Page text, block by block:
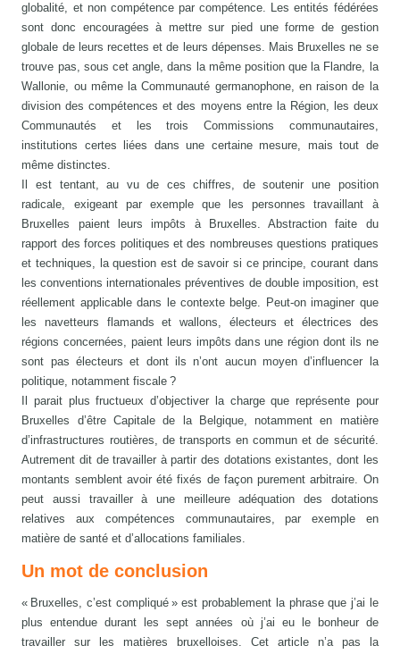
globalité, et non compétence par compétence. Les entités fédérées
sont donc encouragées à mettre sur pied une forme de gestion
globale de leurs recettes et de leurs dépenses. Mais Bruxelles ne se
trouve pas, sous cet angle, dans la même position que la Flandre, la
Wallonie, ou même la Communauté germanophone, en raison de la
division des compétences et des moyens entre la Région, les deux
Communautés et les trois Commissions communautaires,
institutions certes liées dans une certaine mesure, mais tout de
même distinctes.
Il est tentant, au vu de ces chiffres, de soutenir une position
radicale, exigeant par exemple que les personnes travaillant à
Bruxelles paient leurs impôts à Bruxelles. Abstraction faite du
rapport des forces politiques et des nombreuses questions pratiques
et techniques, la question est de savoir si ce principe, courant dans
les conventions internationales préventives de double imposition, est
réellement applicable dans le contexte belge. Peut-on imaginer que
les navetteurs flamands et wallons, électeurs et électrices des
régions concernées, paient leurs impôts dans une région dont ils ne
sont pas électeurs et dont ils n’ont aucun moyen d’influencer la
politique, notamment fiscale ?
Il parait plus fructueux d’objectiver la charge que représente pour
Bruxelles d’être Capitale de la Belgique, notamment en matière
d’infrastructures routières, de transports en commun et de sécurité.
Autrement dit de travailler à partir des dotations existantes, dont les
montants semblent avoir été fixés de façon purement arbitraire. On
peut aussi travailler à une meilleure adéquation des dotations
relatives aux compétences communautaires, par exemple en
matière de santé et d’allocations familiales.
Un mot de conclusion
« Bruxelles, c’est compliqué » est probablement la phrase que j’ai le
plus entendue durant les sept années où j’ai eu le bonheur de
travailler sur les matières bruxelloises. Cet article n’a pas la